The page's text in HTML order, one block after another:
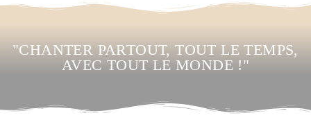
"CHANTER PARTOUT, TOUT LE TEMPS,
AVEC TOUT LE MONDE !"